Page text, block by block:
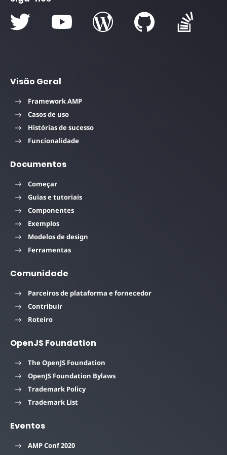
Visão Geral
Framework AMP
Casos de uso
Histórias de sucesso
Funcionalidade
Documentos
Começar
Guias e tutoriais
Componentes
Exemplos
Modelos de design
Ferramentas
Comunidade
Parceiros de plataforma e fornecedor
Contribuir
Roteiro
OpenJS Foundation
The OpenJS Foundation
OpenJS Foundation Bylaws
Trademark Policy
Trademark List
Eventos
AMP Conf 2020